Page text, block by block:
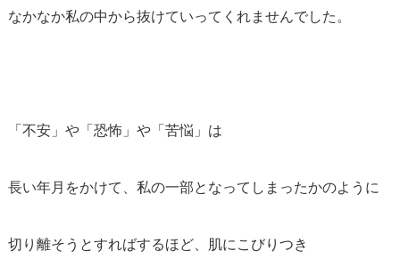
なかなか私の中から抜けていってくれませんでした。
「不安」や「恐怖」や「苦悩」は
長い年月をかけて、私の一部となってしまったかのように
切り離そうとすればするほど、肌にこびりつき